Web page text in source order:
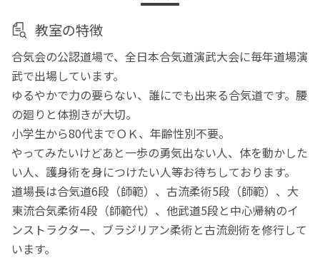
教室の特徴
合気会の公認道場で、全日本合気道演武大会に毎年道場演
武で出場しています。
ゆるやかで力の要らない、誰にでも出来る合気道です。腰
の廻りと体捌きが大切。
小学生から80代までＯＫ、年齢性別不要。
やってみたいけどあと一歩の勇気出ない人、体を動かした
い人、護身術を身につけたい人等お待ちしております。
道場長は合気道6段（師範）、古流柔術5段（師範）、大
東流合気柔術4段（師範代）、他武道5段と中心帰納のイ
ンストラクター、ブラジリアン柔術と古流劍術を修行して
います。